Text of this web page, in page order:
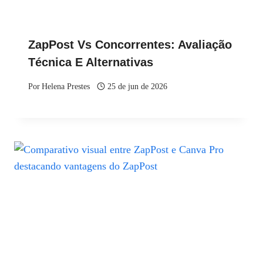
ZapPost Vs Concorrentes: Avaliação
Técnica E Alternativas
PorHelena Prestes 25 de jun de 2026